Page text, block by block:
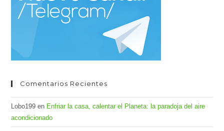
Comentarios Recientes
Lobo199 en Enfriar la casa, calentar el Planeta: la paradoja del aire
acondicionado